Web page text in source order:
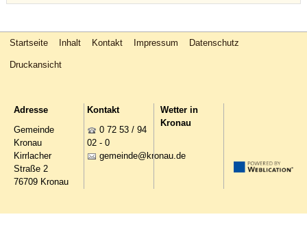
Startseite Inhalt Kontakt Impressum Datenschutz
Druckansicht
Adresse
Gemeinde
Kronau
Kirrlacher
Straße 2
76709 Kronau
Kontakt
0 72 53 / 94
02 - 0
g m nd kr n d
Wetter in
Kronau